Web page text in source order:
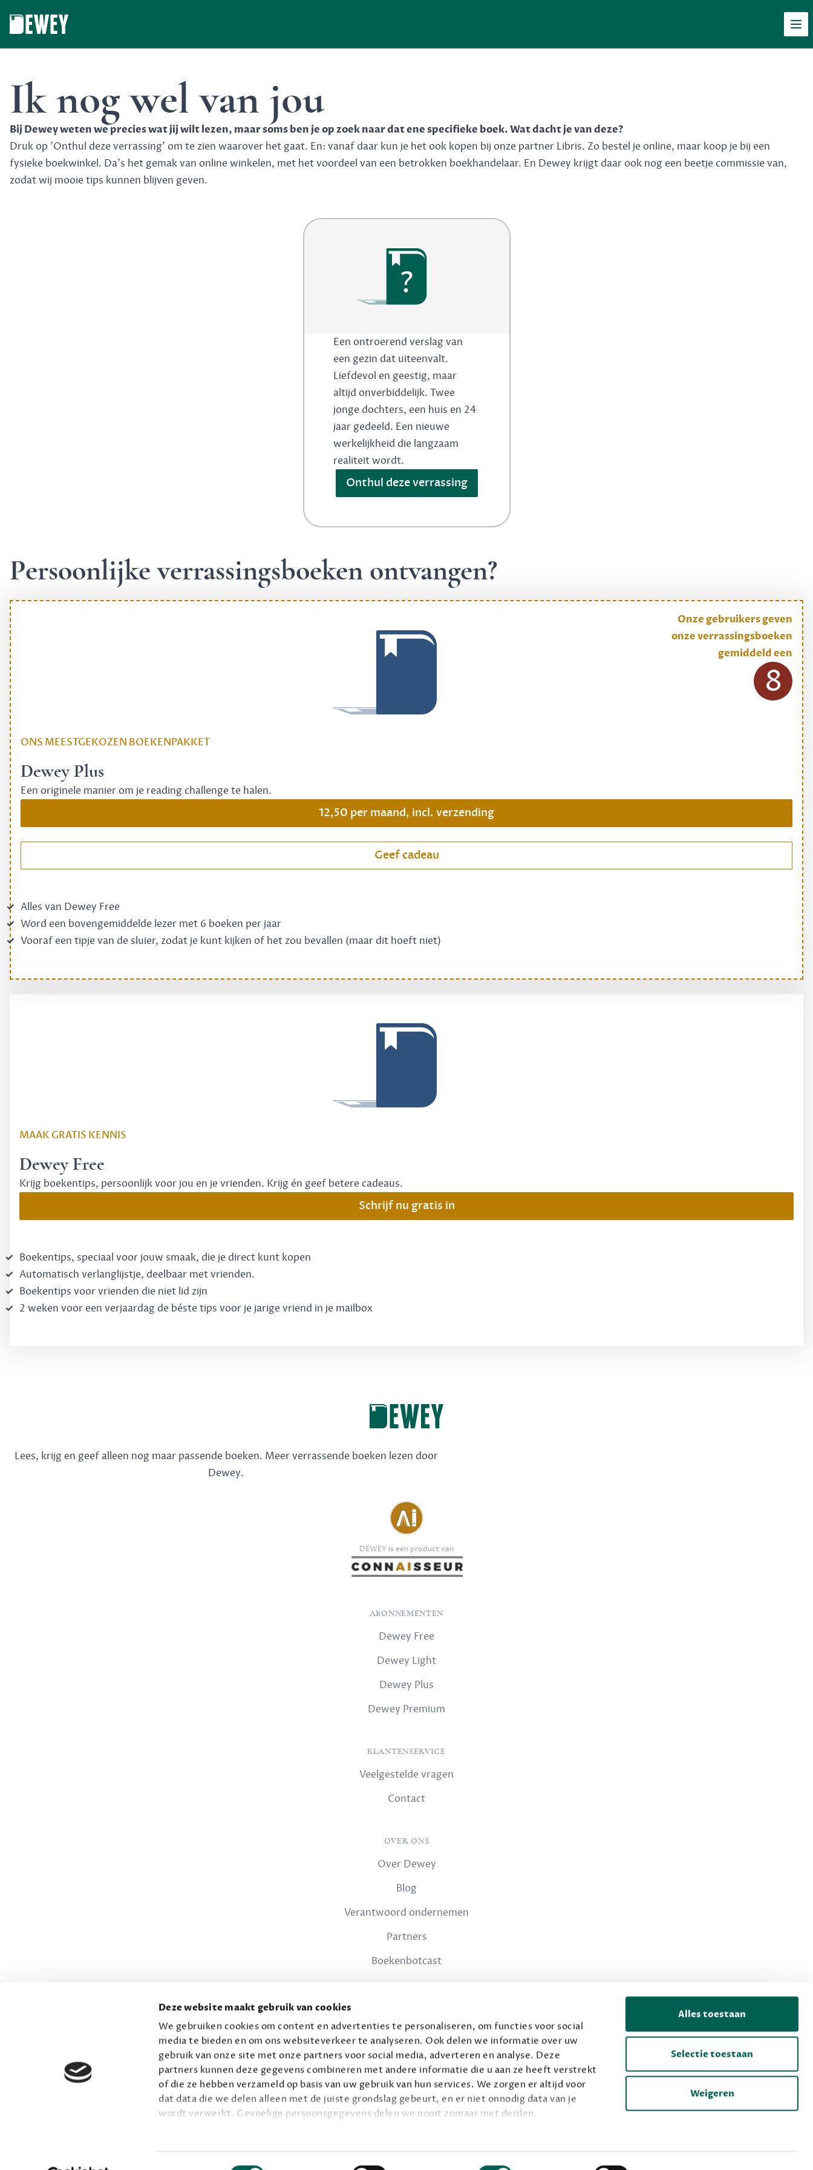
Deze website maakt gebruik van cookies
We gebruiken cookies om content en advertenties te personaliseren, om functies voor social
media te bieden en om ons websiteverkeer te analyseren. Ook delen we informatie over uw
gebruik van onze site met onze partners voor social media, adverteren en analyse. Deze
partners kunnen deze gegevens combineren met andere informatie die u aan ze heeft verstrekt
of die ze hebben verzameld op basis van uw gebruik van hun services. We zorgen er altijd voor
dat data die we delen alleen met de juiste grondslag gebeurt, en er niet onnodig data van je
wordt verwerkt. Gevoelige persoonsgegevens delen we nooit zomaar met derden.
Toestemmingsselectie
Alles toestaan
Selectie toestaan
Weigeren
Ik nog wel van jou
Bij Dewey weten we precies wat jij wilt lezen, maar soms ben je op zoek naar dat ene specifieke boek. Wat dacht je van deze?
Druk op 'Onthul deze verrassing' om te zien waarover het gaat. En: vanaf daar kun je het ook kopen bij onze partner Libris. Zo bestel je online, maar koop je bij een
fysieke boekwinkel. Da's het gemak van online winkelen, met het voordeel van een betrokken boekhandelaar. En Dewey krijgt daar ook nog een beetje commissie van,
zodat wij mooie tips kunnen blijven geven.
?
Een ontroerend verslag van
een gezin dat uiteenvalt.
Liefdevol en geestig, maar
altijd onverbiddelijk. Twee
jonge dochters, een huis en 24
jaar gedeeld. Een nieuwe
werkelijkheid die langzaam
realiteit wordt.
Onthul deze verrassing
Persoonlijke verrassingsboeken ontvangen?
ONS MEESTGEKOZEN BOEKENPAKKET
Dewey Plus
Een originele manier om je reading challenge te halen.
12,50 per maand, incl. verzending
Geef cadeau
Alles van Dewey Free
Word een bovengemiddelde lezer met 6 boeken per jaar
Vooraf een tipje van de sluier, zodat je kunt kijken of het zou bevallen (maar dit hoeft niet)
Onze gebruikers geven
onze verrassingsboeken
gemiddeld een
8
MAAK GRATIS KENNIS
Dewey Free
Krijg boekentips, persoonlijk voor jou en je vrienden. Krijg én geef betere cadeaus.
Schrijf nu gratis in
Boekentips, speciaal voor jouw smaak, die je direct kunt kopen
Automatisch verlanglijstje, deelbaar met vrienden.
Boekentips voor vrienden die niet lid zijn
2 weken voor een verjaardag de béste tips voor je jarige vriend in je mailbox
Lees, krijg en geef alleen nog maar passende boeken. Meer verrassende boeken lezen door
Dewey.
DEWEY is een product van
ABONNEMENTEN
Dewey Free
Dewey Light
Dewey Plus
Dewey Premium
KLANTENSERVICE
Veelgestelde vragen
Contact
OVER ONS
Over Dewey
Blog
Verantwoord ondernemen
Partners
Boekenbotcast
Privacy
Voorwaarden
© 2026 Connaisseur B.V.